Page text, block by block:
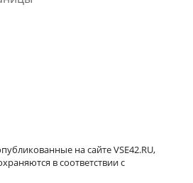
на сайте VSE42.RU,
в соответствии с